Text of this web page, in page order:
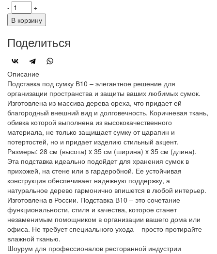
-
+
В корзину
Поделиться
Описание
Подставка под сумку В10 – элегантное решение для
организации пространства и защиты ваших любимых сумок.
Изготовлена из массива дерева ореха, что придает ей
благородный внешний вид и долговечность. Коричневая ткань,
обивка которой выполнена из высококачественного
материала, не только защищает сумку от царапин и
потертостей, но и придает изделию стильный акцент.
Размеры: 28 см (высота) x 35 см (ширина) x 35 см (длина).
Эта подставка идеально подойдет для хранения сумок в
прихожей, на стене или в гардеробной. Ее устойчивая
конструкция обеспечивает надежную поддержку, а
натуральное дерево гармонично впишется в любой интерьер.
Изготовлена в России. Подставка В10 – это сочетание
функциональности, стиля и качества, которое станет
незаменимым помощником в организации вашего дома или
офиса. Не требует специального ухода – просто протирайте
влажной тканью.
Шоурум для профессионалов ресторанной индустрии